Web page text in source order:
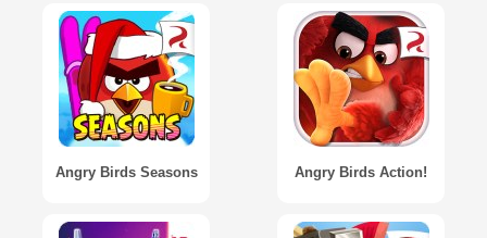
Angry Birds Seasons Angry Birds Action!